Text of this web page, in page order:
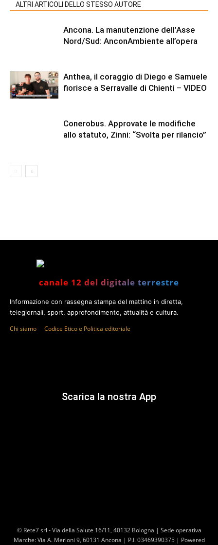
ALTRI ARTICOLI DELLO STESSO AUTORE
Ancona. La manutenzione dell’Asse
Nord/Sud: AnconAmbiente all’opera
Anthea, il coraggio di Diego e Samuele
fiorisce a Serravalle di Chienti – VIDEO
Conerobus. Approvate le modifiche
allo statuto, Zinni: “Svolta per rilancio”
canale 12 del digitale terrestre
Informazione con rassegna stampa del mattino in diretta,
telegiornali, sport, approfondimento, attualità e cultura.
Chi siamo Codice Etico e Politica editoriale
Scarica la nostra App
© Rete7 srl - Via della Salute 16/11, 40132 Bologna | Sede operativa
Marche: Via A. Merloni 9, 60131 Ancona | P.I. 03469390375 | Powered